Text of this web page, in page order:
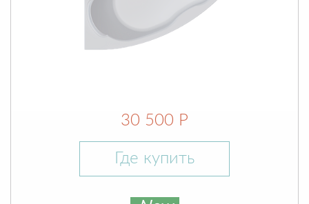
30 500 Р
Где купить